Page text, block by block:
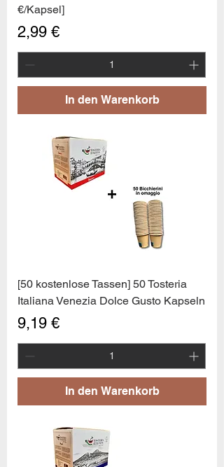
€/Kapsel]
Preis
2,99 €
In den Warenkorb
[50 kostenlose Tassen] 50 Tosteria
Italiana Venezia Dolce Gusto Kapseln
Preis
9,19 €
In den Warenkorb